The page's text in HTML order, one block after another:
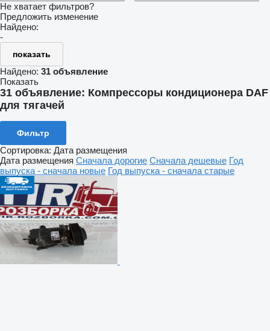
Не хватает фильтров?
Предложить изменение
Найдено:
-
показать
Найдено: 31 объявление
Показать
31 объявление: Компрессоры кондиционера DAF
для тягачей
Фильтр
Сортировка: Дата размещения
Дата размещения Сначала дорогие Сначала дешевые Год
выпуска - сначала новые Год выпуска - сначала старые